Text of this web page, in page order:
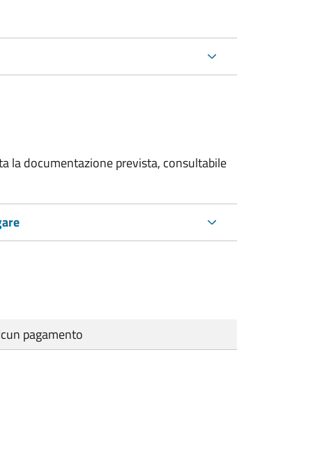
la documentazione prevista, consultabile
pagamento